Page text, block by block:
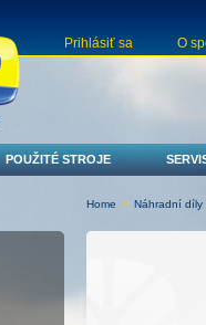
Prihlásiť sa O
POUŽITÉ STROJE
Home > Náhradní díly